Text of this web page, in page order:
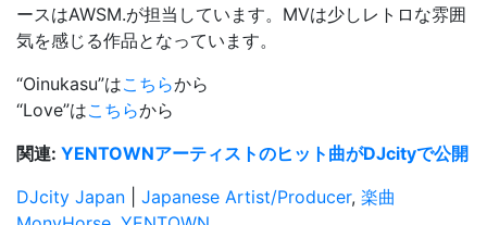
ースはAWSM.が担当しています。MVは少しレトロな雰囲
気を感じる作品となっています。
“Oinukasu”はこちらから
“Love”はこちらから
関連: YENTOWNアーティストのヒット曲がDJcityで公開
DJcity Japan
Japanese Artist/Producer, 楽曲